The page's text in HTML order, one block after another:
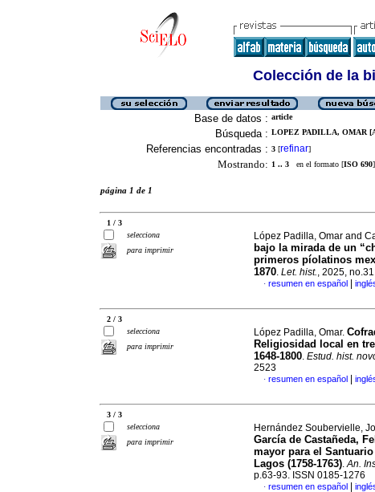
Colección de la
Base de datos : article
Búsqueda : LOPEZ PADILLA, OMAR
Referencias encontradas : 3 [refinar]
Mostrando: 1 .. 3 en el formato [ISO 690]
página 1 de 1
1 / 3
selecciona
para imprimir
López Padilla, Omar and
bajo la mirada de un
primeros píolatinos
1870. Let. hist., 2025,
· resumen en español
2 / 3
selecciona
para imprimir
López Padilla, Omar.
Religiosidad local en
1648-1800. Estud. hist.
2523
· resumen en español
3 / 3
selecciona
para imprimir
Hernández Soubervielle,
García de Castañeda,
mayor para el
Lagos (1758-1763).An.
p.63-93. ISSN 0185-1276
· resumen en español